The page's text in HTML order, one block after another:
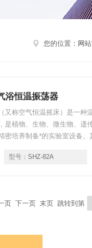
您的位置： 网
浴恒温振荡器
又称空气恒温摇床）是一种
是植物、生物、微生物、遗
密培养制备*的实验室设备
比试验的生物样品的培养制
型号： SHZ-82A
页 下一页 末页 跳转到第